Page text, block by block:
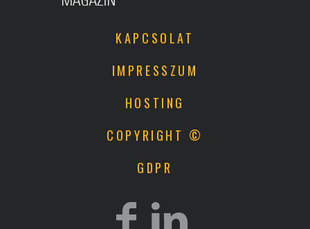
KAPCSOLAT
IMPRESSZUM
HOSTING
COPYRIGHT ©
GDPR